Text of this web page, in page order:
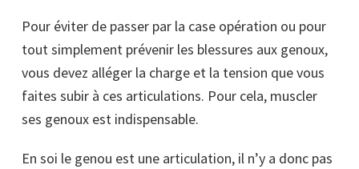
Pour éviter de passer par la case opération ou pour
tout simplement prévenir les blessures aux genoux,
vous devez alléger la charge et la tension que vous
faites subir à ces articulations. Pour cela, muscler
ses genoux est indispensable.
En soi le genou est une articulation, il n’y a donc pas